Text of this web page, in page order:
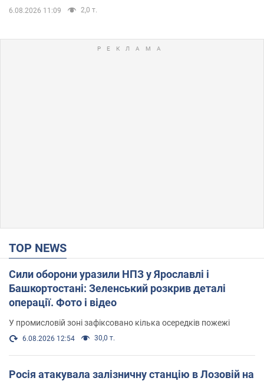
6.08.2026 11:09 2,0 т.
TOP NEWS
Сили оборони уразили НПЗ у Ярославлі і
Башкортостані: Зеленський розкрив деталі
операції. Фото і відео
У промисловій зоні зафіксовано кілька осередків пожежі
6.08.2026 12:54 30,0 т.
Росія атакувала залізничну станцію в Лозовій на